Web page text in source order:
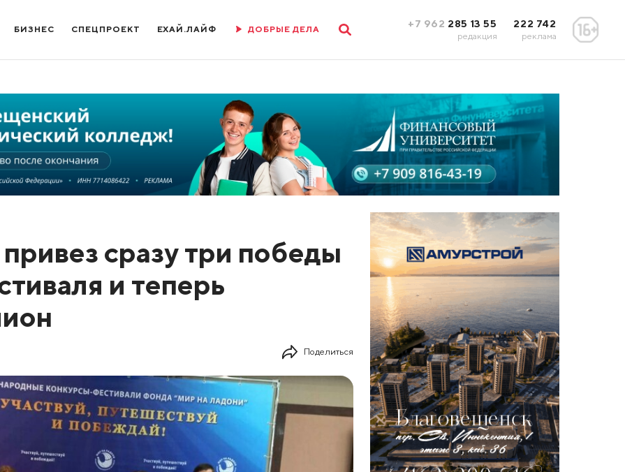
БИЗНЕС СПЕЦПРОЕКТ ЕХАЙ.ЛАЙФ ДОБРЫЕ ДЕЛА +7 962 285 13 55
редакция
222 742
реклама
сразу три победы
и теперь
Поделиться